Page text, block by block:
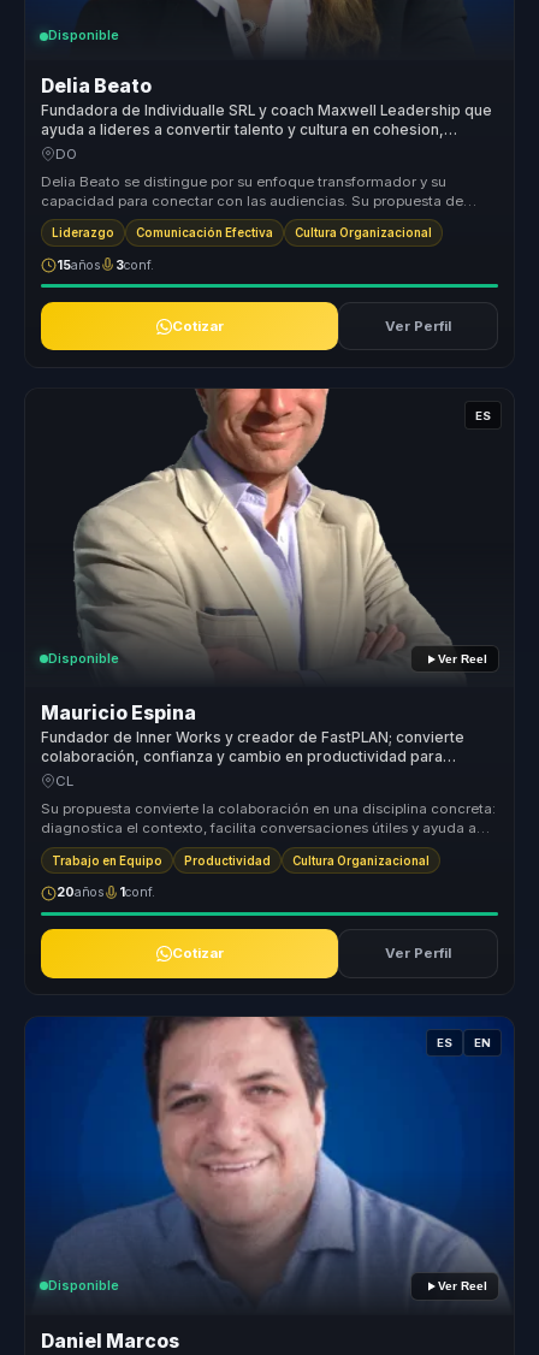
Disponible
Delia Beato
Fundadora de Individualle SRL y coach Maxwell Leadership que
ayuda a lideres a convertir talento y cultura en cohesion,
liderazgo y pertenencia.
DO
Delia Beato se distingue por su enfoque transformador y su
capacidad para conectar con las audiencias. Su propuesta de
valor radica en su...
Liderazgo Comunicación Efectiva Cultura Organizacional
15años 3conf.
Cotizar Ver Perfil
ES
Disponible Ver Reel
Mauricio Espina
Fundador de Inner Works y creador de FastPLAN; convierte
colaboración, confianza y cambio en productividad para
equipos complejos.
CL
Su propuesta convierte la colaboración en una disciplina concreta:
diagnostica el contexto, facilita conversaciones útiles y ayuda a
equi...
Trabajo en Equipo Productividad Cultura Organizacional
20años 1conf.
Cotizar Ver Perfil
ES EN
Disponible Ver Reel
Daniel Marcos